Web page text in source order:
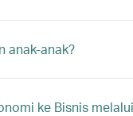
anak-anak?
ke Bisnis